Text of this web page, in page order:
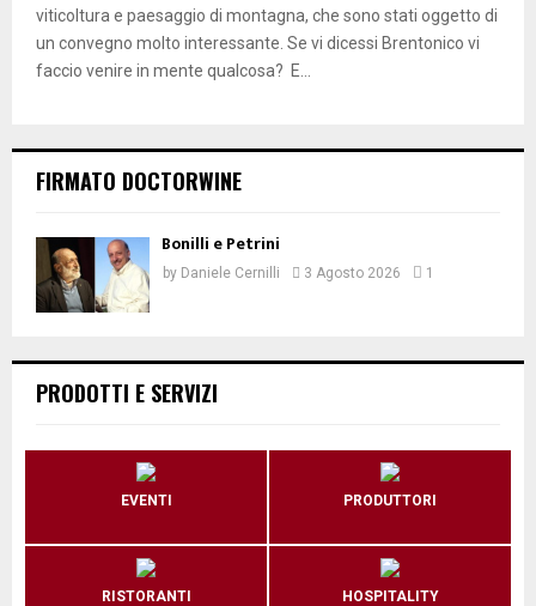
viticoltura e paesaggio di montagna, che sono stati oggetto di
un convegno molto interessante. Se vi dicessi Brentonico vi
faccio venire in mente qualcosa? E...
FIRMATO DOCTORWINE
Bonilli e Petrini
by Daniele Cernilli 3 Agosto 2026 1
PRODOTTI E SERVIZI
EVENTI PRODUTTORI
RISTORANTI HOSPITALITY